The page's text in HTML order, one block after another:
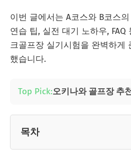
이번 글에서는 A코스와 B코스
연습 팁, 실전 대기 노하우,
크골프장 실기시험을 완벽하게
했습니다.
Top Pick:오키나와 골프장 추
목차